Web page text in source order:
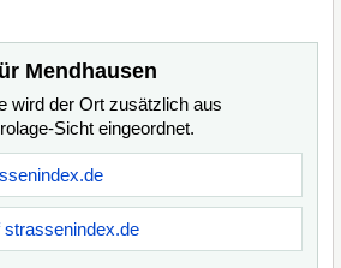
Mendhausen
wird der Ort zusätzlich aus
Sicht eingeordnet.
strassenindex.de